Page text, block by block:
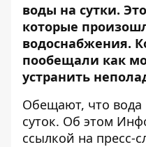
воды на сутки.
которые
водоснабжения.
пообещали как
устранить
Обещают, что вода
суток. Об этом
ссылкой на пресс-